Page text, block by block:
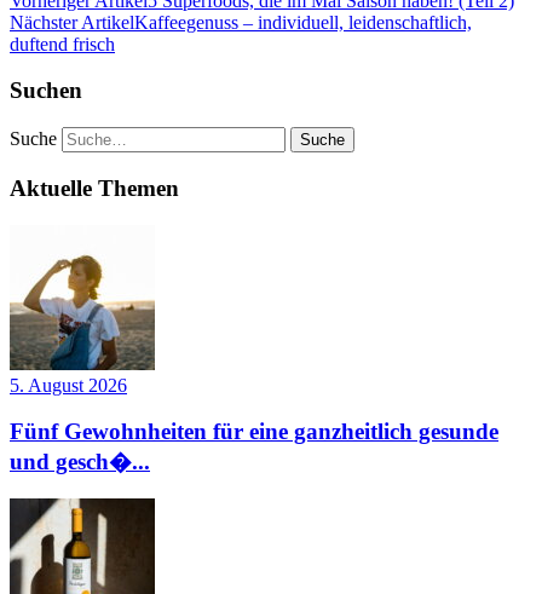
Nächster ArtikelKaffeegenuss – individuell, leidenschaftlich,
duftend frisch
Suchen
Suche
Aktuelle Themen
5. August 2026
Fünf Gewohnheiten für eine ganzheitlich gesunde
und gesch�...